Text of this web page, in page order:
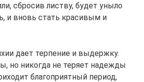
сбросив листву, будет уныло
и вновь стать красивым и
дает терпение и выдержку.
но никогда не теряет надежды
благоприятный период,